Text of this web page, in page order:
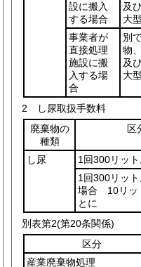
設に搬入
する場合
及
大
事業者が
直接処理
施設に搬
入する場
合
別
物
及
大
2 し尿取扱手数料
廃棄物の
種類
区
し尿 1回300リッ
1回300リッ
場合 10リッ
とに
別表第2(第20条関係)
区分
産業廃棄物処理